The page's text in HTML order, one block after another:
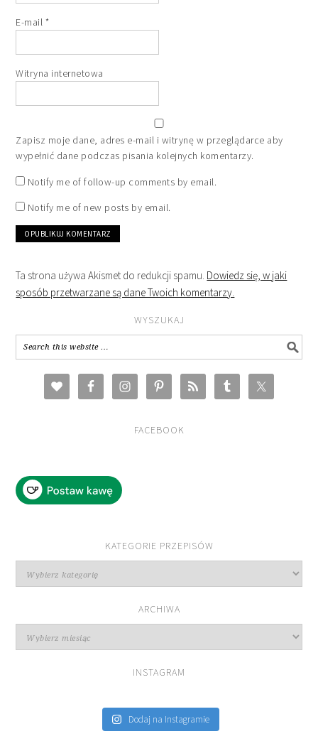
E-mail *
Witryna internetowa
Zapisz moje dane, adres e-mail i witrynę w przeglądarce aby
wypełnić dane podczas pisania kolejnych komentarzy.
Notify me of follow-up comments by email.
Notify me of new posts by email.
Ta strona używa Akismet do redukcji spamu. Dowiedz się, w jaki
sposób przetwarzane są dane Twoich komentarzy.
WYSZUKAJ
FACEBOOK
KATEGORIE PRZEPISÓW
przepisów
ARCHIWA
INSTAGRAM
Dodaj na Instagramie